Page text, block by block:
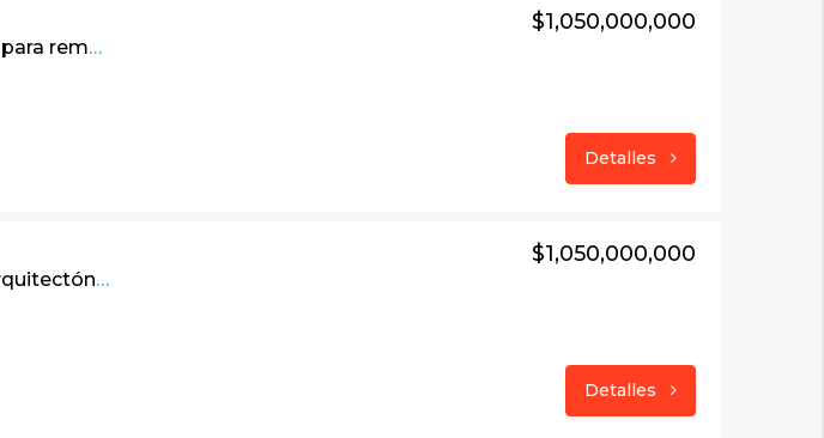
Linda casa con excelente potencial para remodelar / Bosques de La Calera – Cund.
$1,050,000,000
Detalles
Linda casa de 340m2 con diseño arquitectónico multidimensional, Bosques de La Calera, Cundinamarca
$1,050,000,000
Detalles